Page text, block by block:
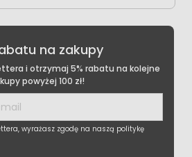
na zakupy
i otrzymaj 5% rabatu na kolejne
powyżej 100 zł!
wyrażasz zgodę na naszą politykę